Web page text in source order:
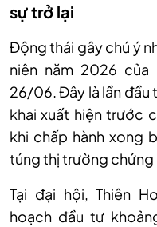
sự trở lại
Động thái gây chú ý
niên năm 2026 của
26/06. Đây là lần đầu
khai xuất hiện trước
khi chấp hành xong
túng thị trường chứng
Tại đại hội, Thiên
hoạch đầu tư